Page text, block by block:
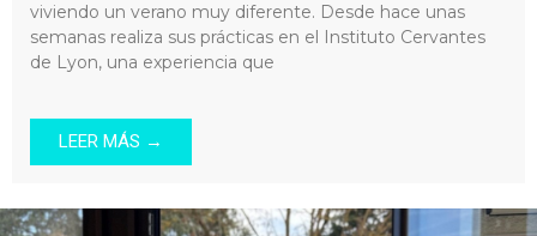
viviendo un verano muy diferente. Desde hace unas
semanas realiza sus prácticas en el Instituto Cervantes
de Lyon, una experiencia que
LEER MÁS →